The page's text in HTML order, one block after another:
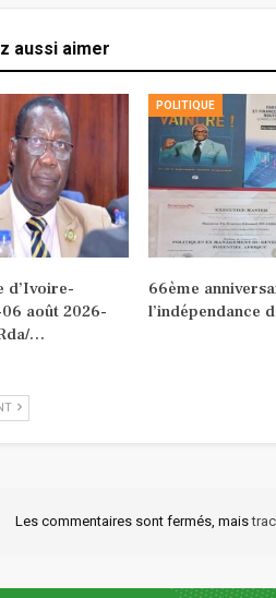
aussi aimer
d’Ivoire-
août 2026-
…
POLITIQUE
66ème
l’indépendance
Les commentaires sont fermés, mais